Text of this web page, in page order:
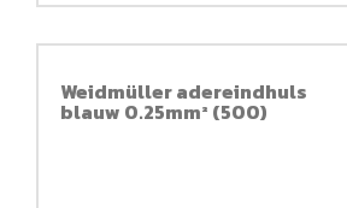
Weidmüller adereindhuls
blauw 0.25mm² (500)